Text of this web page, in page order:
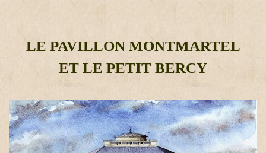
LE PAVILLON MONTMARTEL
ET LE PETIT BERCY